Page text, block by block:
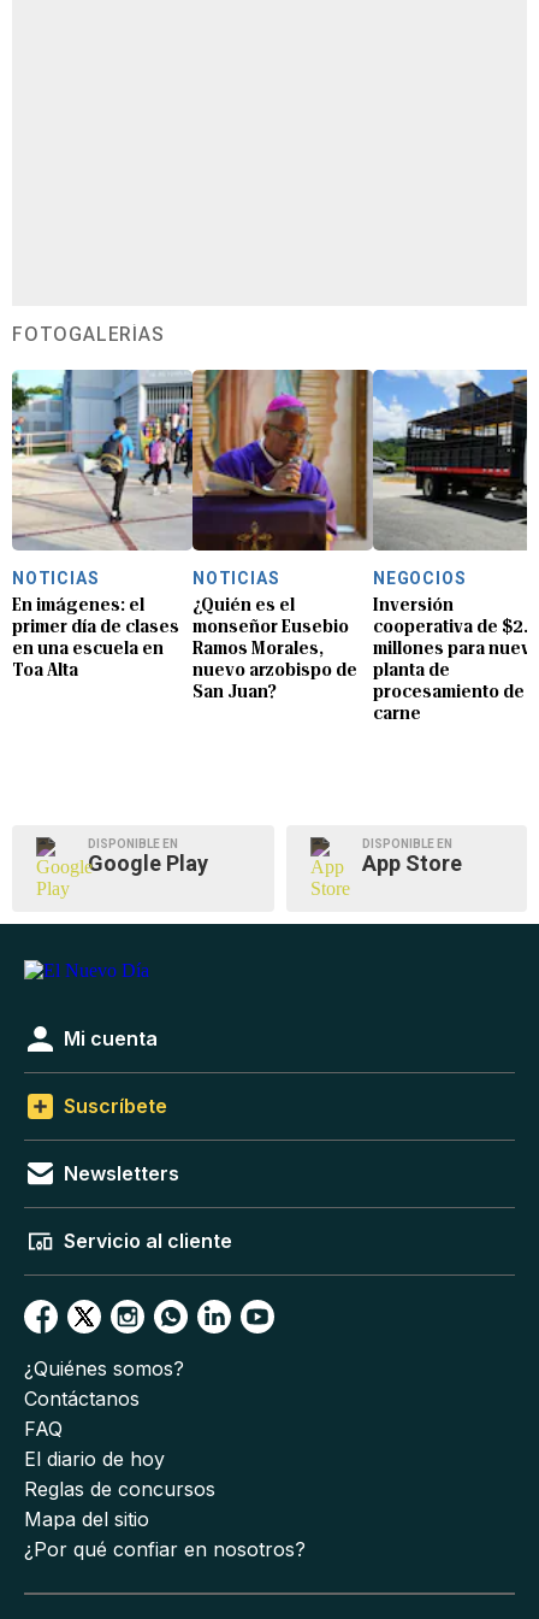
FOTOGALERÍAS
NOTICIAS
En imágenes: el
primer día de clases
en una escuela en
Toa Alta
NOTICIAS
¿Quién es el
monseñor Eusebio
Ramos Morales,
nuevo arzobispo de
San Juan?
NEGOCIOS
Inversión
cooperativa de $2.8
millones para nueva
planta de
procesamiento de
carne
DISPONIBLE EN
Google Play
DISPONIBLE EN
App Store
Mi cuenta
Suscríbete
Newsletters
Servicio al cliente
¿Quiénes somos?
Contáctanos
FAQ
El diario de hoy
Reglas de concursos
Mapa del sitio
¿Por qué confiar en nosotros?